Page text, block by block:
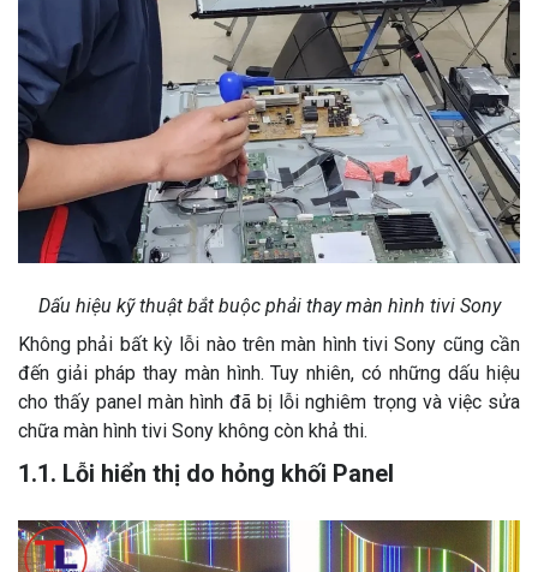
Dấu hiệu kỹ thuật bắt buộc phải thay màn hình tivi Sony
Không phải bất kỳ lỗi nào trên màn hình tivi Sony cũng cần
đến giải pháp thay màn hình. Tuy nhiên, có những dấu hiệu
cho thấy panel màn hình đã bị lỗi nghiêm trọng và việc sửa
chữa màn hình tivi Sony không còn khả thi.
1.1. Lỗi hiển thị do hỏng khối Panel